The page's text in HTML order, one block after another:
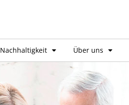
Nachhaltigkeit Über uns